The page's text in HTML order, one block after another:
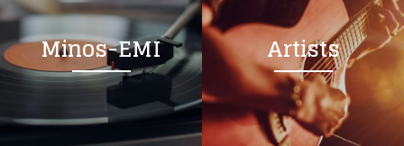
Minos-EMI Artists